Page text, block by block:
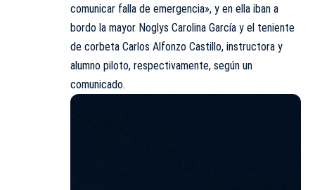
comunicar falla de emergencia», y en ella iban a
bordo la mayor Noglys Carolina García y el teniente
de corbeta Carlos Alfonzo Castillo, instructora y
alumno piloto, respectivamente, según un
comunicado.